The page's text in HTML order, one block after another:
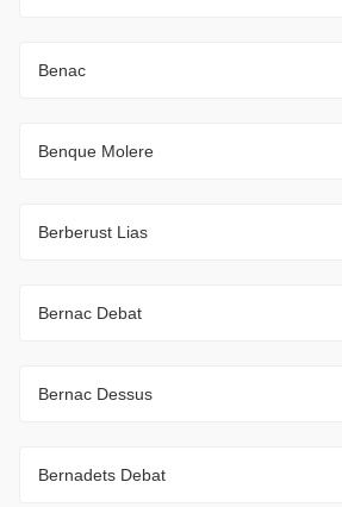
Benac
Benque Molere
Berberust Lias
Bernac Debat
Bernac Dessus
Bernadets Debat